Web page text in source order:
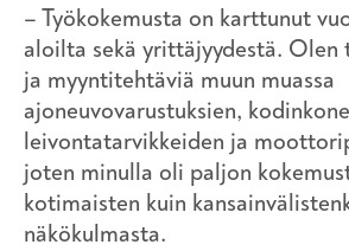
– Työkokemusta on karttunut
aloilta sekä yrittäjyydestä.
ja myyntitehtäviä muun muassa
ajoneuvovarustuksien,
leivontatarvikkeiden ja
joten minulla oli paljon
kotimaisten kuin
näkökulmasta.